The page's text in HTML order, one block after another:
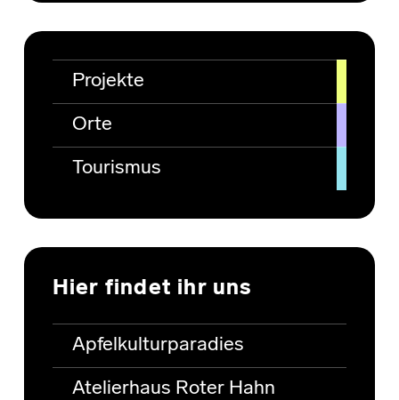
Projekte
Orte
Tourismus
Hier findet ihr uns
Apfelkulturparadies
Atelierhaus Roter Hahn